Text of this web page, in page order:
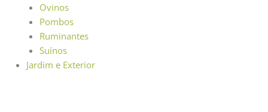
Ovinos
Pombos
Ruminantes
Suínos
Jardim e Exterior